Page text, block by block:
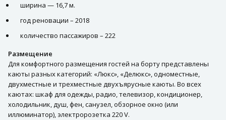
ширина — 16,7 м.
год реновации – 2018
количество пассажиров – 222
Размещение
Для комфортного размещения гостей на борту представлены
каюты разных категорий: «Люкс», «Делюкс», одноместные,
двухместные и трехместные двухъярусные каюты. Во всех
каютах: шкаф для одежды, радио, телевизор, кондиционер,
холодильник, душ, фен, санузел, обзорное окно (или
иллюминатор), электророзетка 220 V.